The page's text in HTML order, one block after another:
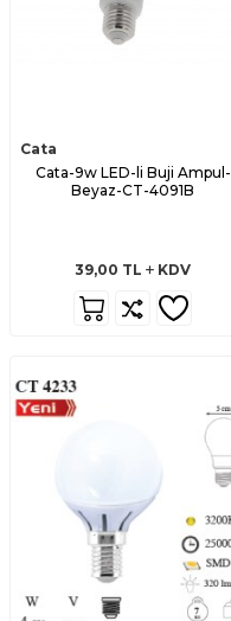
Cata
Cata-9w LED-li Buji Ampul-
Beyaz-CT-4091B
39,00 TL KDV